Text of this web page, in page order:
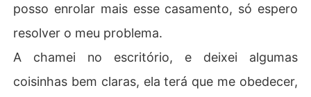
posso enrolar mais esse casamento, só espero
resolver o meu problema.
A chamei no escritório, e deixei algumas
coisinhas bem claras, ela terá que me obedecer,